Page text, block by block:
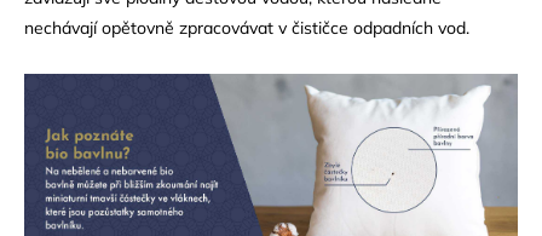
nechávají opětovně zpracovávat v čističce odpadních vod.